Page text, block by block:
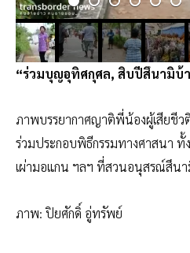
“ร่วมบุญอุทิศกุศล, สิบปีสึนามิบ้
ภาพบรรยากาศญาติพี่น้องผู้เสียชี
ร่วมประกอบพิธีกรรมทางศาสนา
เผ่ามอแกน ฯลฯ ที่สวนอนุสรณ์สึนา
ภาพ: ปิยศักดิ์ อู่ทรัพย์